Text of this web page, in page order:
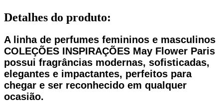
Detalhes do produto:
A linha de perfumes femininos e masculinos
COLEÇÕES INSPIRAÇÕES May Flower Paris
possui fragrâncias modernas, so­fisticadas,
elegantes e impactantes, perfeitos para
chegar e ser reconhecido em qualquer
ocasião.